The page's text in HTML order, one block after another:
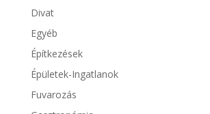
Divat
Egyéb
Építkezések
Épületek-Ingatlanok
Fuvarozás